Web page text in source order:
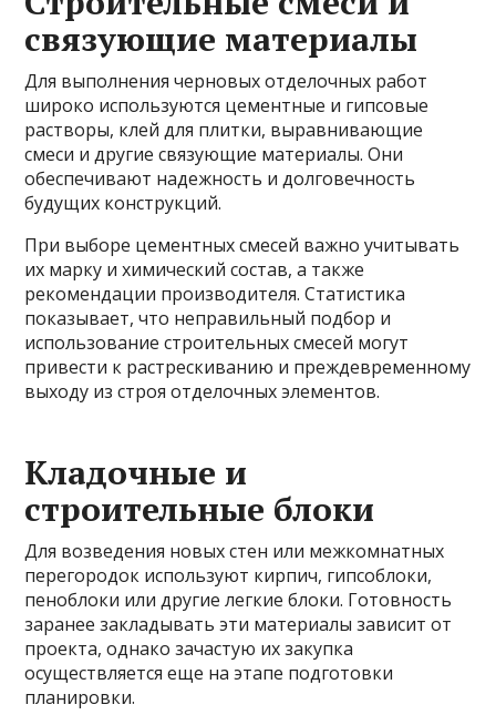
связующие материалы
Для выполнения черновых отделочных работ
широко используются цементные и гипсовые
растворы, клей для плитки, выравнивающие
смеси и другие связующие материалы. Они
обеспечивают надежность и долговечность
будущих конструкций.
При выборе цементных смесей важно учитывать
их марку и химический состав, а также
рекомендации производителя. Статистика
показывает, что неправильный подбор и
использование строительных смесей могут
привести к растрескиванию и преждевременному
выходу из строя отделочных элементов.
Кладочные и
строительные блоки
Для возведения новых стен или межкомнатных
перегородок используют кирпич, гипсоблоки,
пеноблоки или другие легкие блоки. Готовность
заранее закладывать эти материалы зависит от
проекта, однако зачастую их закупка
осуществляется еще на этапе подготовки
планировки.